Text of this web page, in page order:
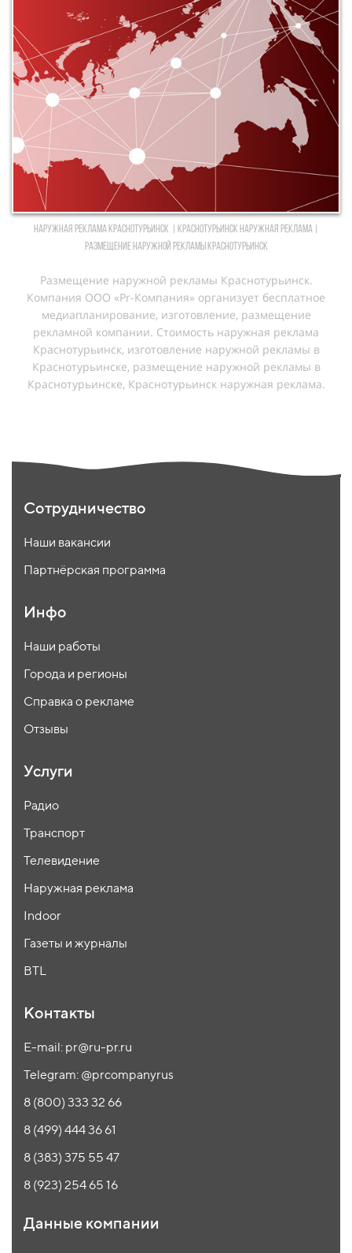
Наружная реклама Краснотурьинск | Краснотурьинск Наружная реклама |
Размещение наружной рекламы Краснотурьинск
Размещение наружной рекламы Краснотурьинск.
Компания ООО «Pr-Компания» организует бесплатное
медиапланирование, изготовление, размещение
рекламной компании. Cтоимость наружная реклама
Краснотурьинск, изготовление наружной рекламы в
Краснотурьинске, размещение наружной рекламы в
Краснотурьинске, Краснотурьинск наружная реклама.
Сотрудничество
Наши вакансии
Партнёрская программа
Инфо
Наши работы
Города и регионы
Справка о рекламе
Отзывы
Услуги
Радио
Транспорт
Телевидение
Наружная реклама
Indoor
Газеты и журналы
BTL
Контакты
E-mail: pr@ru-pr.ru
Telegram: @prcompanyrus
8 (800) 333 32 66
8 (499) 444 36 61
8 (383) 375 55 47
8 (923) 254 65 16
Данные компании